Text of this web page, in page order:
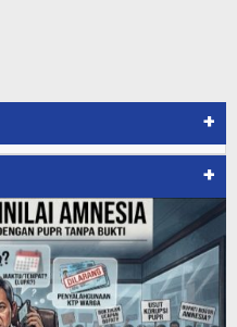
+
+